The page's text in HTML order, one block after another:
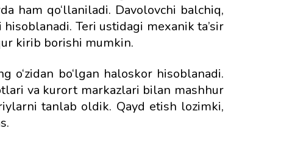
ham qo‘llaniladi. Davolovchi balchiq,
Teri ustidagi mexanik ta’sir
kirib borishi mumkin.
o‘zidan bo‘lgan haloskor hisoblanadi.
va kurort markazlari bilan mashhur
tanlab oldik. Qayd etish lozimki,